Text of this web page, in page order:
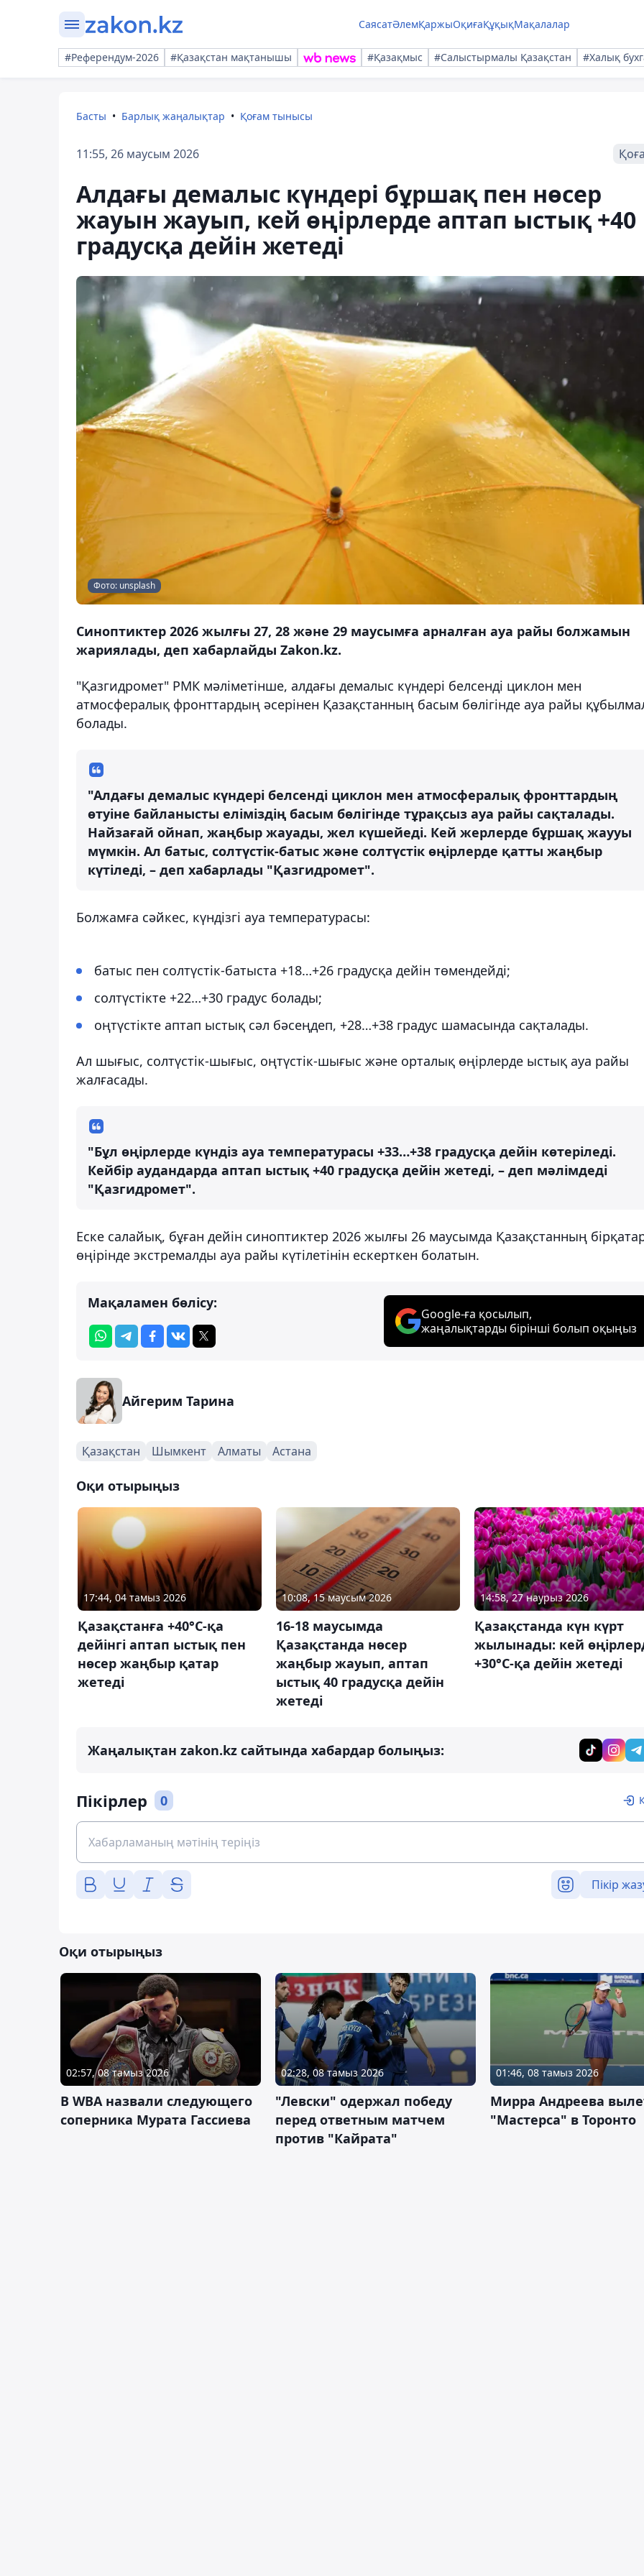
СаясатӘлемҚаржыОқиғаҚұқықМақалалар
#Референдум-2026 #Қазақстан мақтанышы #Қазақмыс #Салыстырмалы Қазақстан #Халық
Басты Барлық жаңалықтар Қоғам тынысы
11:55, 26 маусым 2026
Алдағы демалыс күндері бұршақ пен нөсер
жауын жауып, кей өңірлерде аптап ыстық +40
градусқа дейін жетеді
Фото: unsplash
Синоптиктер 2026 жылғы 27, 28 және 29 маусымға арналған ауа райы болжамын
жариялады, деп хабарлайды Zakon.kz.
"Қазгидромет" РМК мәліметінше, алдағы демалыс күндері белсенді циклон мен
атмосфералық фронттардың әсерінен Қазақстанның басым бөлігінде ауа райы
болады.
"Алдағы демалыс күндері белсенді циклон мен атмосфералық фронттардың
өтуіне байланысты еліміздің басым бөлігінде тұрақсыз ауа райы сақталады.
Найзағай ойнап, жаңбыр жауады, жел күшейеді. Кей жерлерде бұршақ жаууы
мүмкін. Ал батыс, солтүстік-батыс және солтүстік өңірлерде қатты жаңбыр
күтіледі, – деп хабарлады "Қазгидромет".
Болжамға сәйкес, күндізгі ауа температурасы:
батыс пен солтүстік-батыста +18…+26 градусқа дейін төмендейді;
солтүстікте +22…+30 градус болады;
оңтүстікте аптап ыстық сәл бәсеңдеп, +28…+38 градус шамасында сақталады.
Ал шығыс, солтүстік-шығыс, оңтүстік-шығыс және орталық өңірлерде ыстық ауа райы
жалғасады.
"Бұл өңірлерде күндіз ауа температурасы +33…+38 градусқа дейін көтеріледі.
Кейбір аудандарда аптап ыстық +40 градусқа дейін жетеді, – деп мәлімдеді
"Қазгидромет".
Еске салайық, бұған дейін синоптиктер 2026 жылғы 26 маусымда Қазақстанның
өңірінде экстремалды ауа райы күтілетінін ескерткен болатын.
Мақаламен бөлісу:
Google-ға қосылып,
жаңалықтарды бірінші болып оқыңыз
Айгерим Тарина
Қазақстан Шымкент Алматы Астана
Оқи отырыңыз
17:44, 04 тамыз 2026
Қазақстанға +40°С-қа
дейінгі аптап ыстық пен
нөсер жаңбыр қатар
жетеді
10:08, 15 маусым 2026
16-18 маусымда
Қазақстанда нөсер
жаңбыр жауып, аптап
ыстық 40 градусқа дейін
жетеді
14:58, 27 наурыз 2026
Қазақстанда күн күрт
жылынады: кей
+30°С-қа дейін жетеді
Жаңалықтан zakon.kz сайтында хабардар болыңыз:
Пікірлер 0
Пікір
Оқи отырыңыз
02:57, 08 тамыз 2026
В WBA назвали следующего
соперника Мурата Гассиева
02:28, 08 тамыз 2026
"Левски" одержал победу
перед ответным матчем
против "Кайрата"
01:46, 08 тамыз 2026
Мирра Андреева
"Мастерса" в Торонто